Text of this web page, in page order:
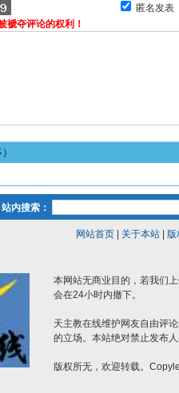
匿名发表
褫夺评论的权利！
站内搜索：
网站首页| 关于本站| 版
本网站无商业目的，若我们
会在24小时内撤下。
天主教在线维护网友自由评
的立场。本站绝对禁止发布
版权所无，欢迎转载。